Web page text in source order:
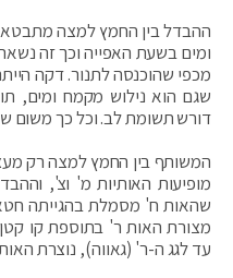
ההבדל בין החמץ למצה
ומים בשעת האפייה וכך זה
מכפי שהוכנסה לתנור. דקה
שגם הוא נילוש מקמח ומים,
דורש תשומת לב. וכל כך משום
המשותף בין החמץ למצה רק
מופיעות האותיות מ' וצ',
שהאות ח' מסמלת בהגייתה
מצורת האות ר' בתוספת קו
עד לגג ה-ר' (גאווה), נוצרת